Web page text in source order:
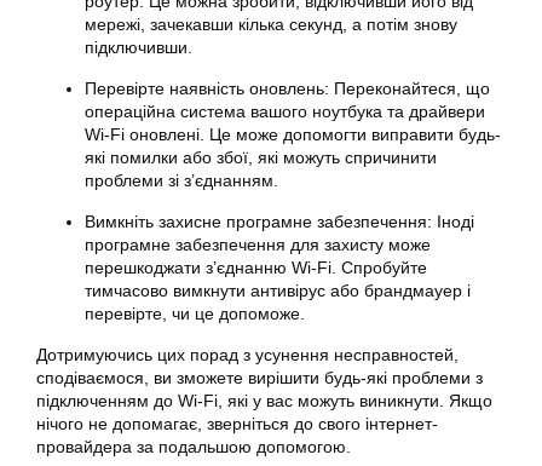
мережі, зачекавши кілька секунд, а потім знову
підключивши.
Перевірте наявність оновлень: Переконайтеся, що
операційна система вашого ноутбука та драйвери
Wi-Fi оновлені. Це може допомогти виправити будь-
які помилки або збої, які можуть спричинити
проблеми зі з’єднанням.
Вимкніть захисне програмне забезпечення: Іноді
програмне забезпечення для захисту може
перешкоджати з’єднанню Wi-Fi. Спробуйте
тимчасово вимкнути антивірус або брандмауер і
перевірте, чи це допоможе.
Дотримуючись цих порад з усунення несправностей,
сподіваємося, ви зможете вирішити будь-які проблеми з
підключенням до Wi-Fi, які у вас можуть виникнути. Якщо
нічого не допомагає, зверніться до свого інтернет-
провайдера за подальшою допомогою.